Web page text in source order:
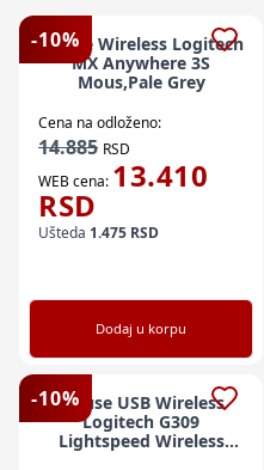
-10%
Mouse Wireless Logitech
MX Anywhere 3S
Mous,Pale Grey
Cena na odloženo:
14.885 RSD
WEB cena: 13.410
RSD
Ušteda 1.475 RSD
Dodaj u korpu
-10%
Mouse USB Wireless
Logitech G309
Lightspeed Wireless